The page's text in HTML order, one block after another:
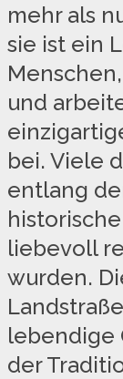
mehr als
sie ist ein
und
bei. Viele
entlang
liebevoll
wurden.
lebendige
der